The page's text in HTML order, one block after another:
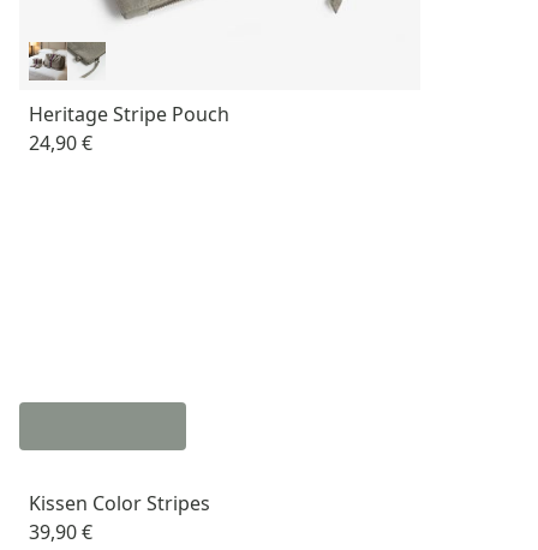
Heritage Stripe Pouch
24,90 €
Kissen Color Stripes
39,90 €